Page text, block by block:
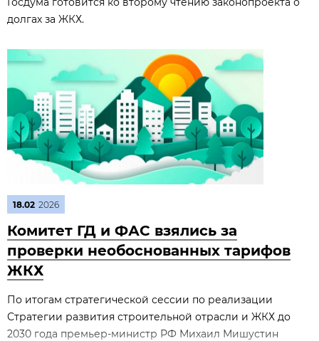
долгах за ЖКХ.
18.02 2026
Комитет ГД и ФАС взялись за
проверки необоснованных тарифов
ЖКХ
По итогам стратегической сессии по реализации
Стратегии развития строительной отрасли и ЖКХ до
2030 года премьер‑министр РФ Михаил Мишустин